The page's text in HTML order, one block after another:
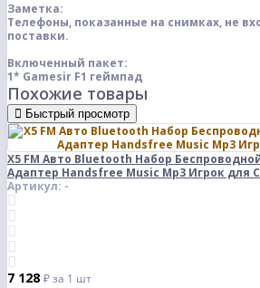
Заметка:
Телефоны, показанные на снимках, не
поставки.
Включенный пакет:
1* Gamesir F1 геймпад
Похожие товары
Быстрый просмотр
X5 FM Авто Bluetooth Набор
Адаптер Handsfree Music Mp3 Игрок для
Артикул: -
7 128 ₽за 1 шт